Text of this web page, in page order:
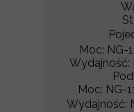
Moc: NG-
Wydajność:
Moc: NG-
Wydajność: